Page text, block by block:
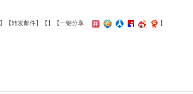
】【转发邮件】【 】 【一键分享 】